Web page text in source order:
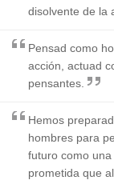
disolvente de la
Pensad como
acción, actuad
pensantes.
Hemos
hombres para
futuro como una
prometida que